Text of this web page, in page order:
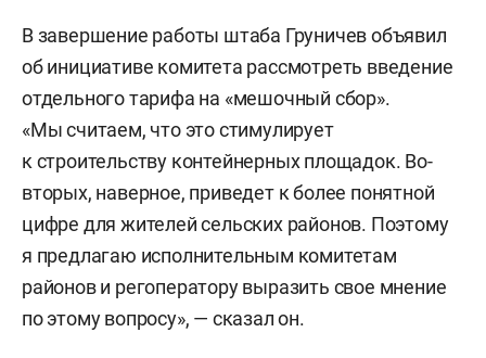
В завершение работы штаба Груничев объявил
об инициативе комитета рассмотреть введение
отдельного тарифа на «мешочный сбор».
«Мы считаем, что это стимулирует
к строительству контейнерных площадок. Во-
вторых, наверное, приведет к более понятной
цифре для жителей сельских районов. Поэтому
я предлагаю исполнительным комитетам
районов и регоператору выразить свое мнение
по этому вопросу», — сказал он.